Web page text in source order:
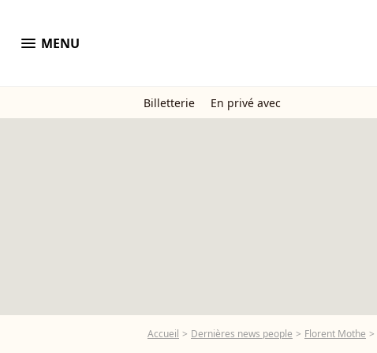
menu MENU
Billetterie En privé avec
Accueil Dernières news people Florent Mothe